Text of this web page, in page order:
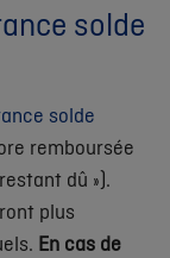
solde
solde
remboursée
dû »).
plus
En cas de